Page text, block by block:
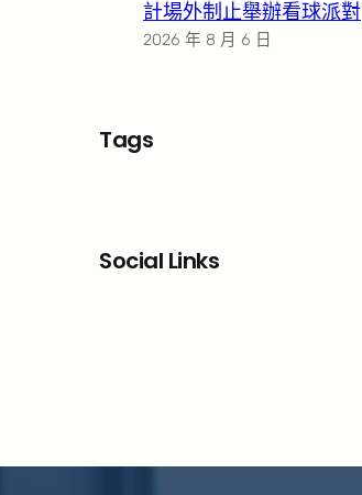
計場外制止舉辦看球派對
2026 年 8 月 6 日
Tags
Social Links